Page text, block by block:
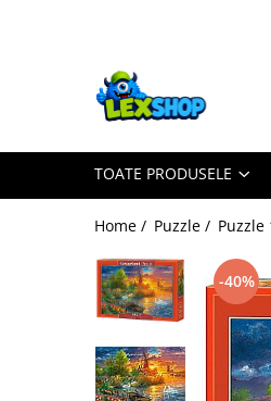
Toate Produsele
Board Games
Board Games
Extensii card games
Jocuri pentru toata familia
Party Games (jocuri de petrecere)
Jocuri pentru copii
TOATE PRODUSELE
Home / Puzzle / Puzzle
-40%